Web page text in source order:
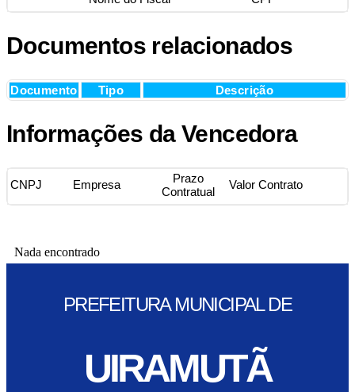
Documentos relacionados
Documento Tipo Descrição
Informações da Vencedora
CNPJ Empresa
Prazo
Contratual
Valor Contrato
Nada encontrado
PREFEITURA MUNICIPAL DE
UIRAMUTÃ